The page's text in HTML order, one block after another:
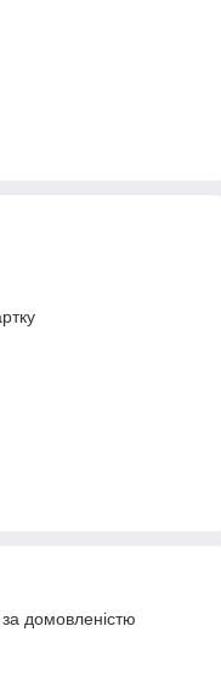
домовленістю